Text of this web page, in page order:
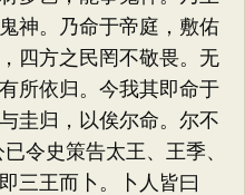
神。乃命于帝庭，敷佑
四方之民罔不敬畏。无
所依归。今我其即命于
圭归，以俟尔命。尔不
令史策告太王、王季、
三王而卜。卜人皆曰